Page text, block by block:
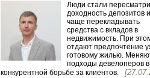
Люди стали
доходность депозитов и
чаще перекладывать
средства с вкладов в
недвижимость. При
отдают предпочтение
готовому жилью.
подходы девелоперов в
конкурентной борьбе за клиентов.